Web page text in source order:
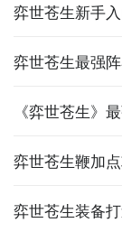
弈世苍生新手
弈世苍生最强
《弈世苍生》
弈世苍生鞭加
弈世苍生装备